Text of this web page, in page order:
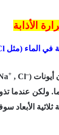
الأذابة
في الماء (مثل
أيونات + , Cl–)
ولكن عندما
ثلاثية الأبعاد